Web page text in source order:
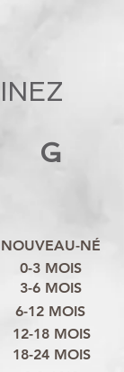
G
NOUVEAU-NÉ
0-3 MOIS
6-12 MOIS
12-18 MOIS
18-24 MOIS
3-6 MOIS